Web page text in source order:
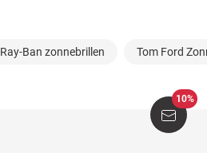
Ray-Ban zonnebrillen Tom Ford
10%